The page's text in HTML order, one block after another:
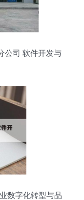
公司 软件开发与
数字化转型与品